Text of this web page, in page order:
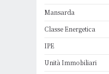
Mansarda
Classe Energetica
IPE
Unità Immobiliari